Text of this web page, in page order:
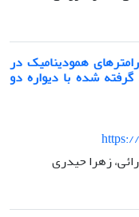
همودینامیک در
شده با دیواره دو
زهرا حیدری